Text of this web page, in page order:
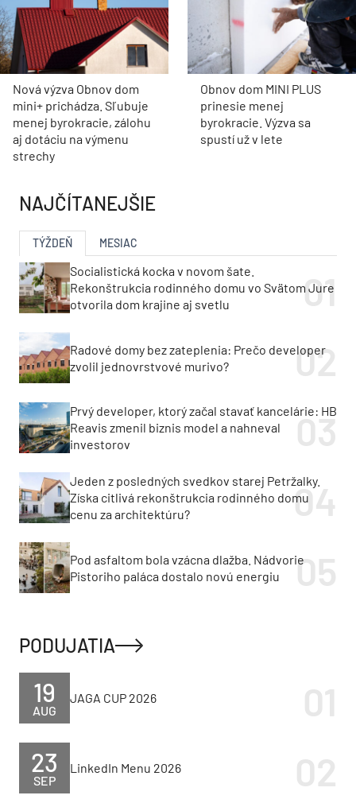
Nová výzva Obnov dom
mini+ prichádza. Sľubuje
menej byrokracie, zálohu
aj dotáciu na výmenu
strechy
Obnov dom MINI PLUS
prinesie menej
byrokracie. Výzva sa
spustí už v lete
NAJČÍTANEJŠIE
TÝŽDEŇ MESIAC
Socialistická kocka v novom šate.
Rekonštrukcia rodinného domu vo Svätom Jure
otvorila dom krajine aj svetlu
Radové domy bez zateplenia: Prečo developer
zvolil jednovrstvové murivo?
Prvý developer, ktorý začal stavať kancelárie: HB
Reavis zmenil biznis model a nahneval
investorov
Jeden z posledných svedkov starej Petržalky.
Získa citlivá rekonštrukcia rodinného domu
cenu za architektúru?
Pod asfaltom bola vzácna dlažba. Nádvorie
Pistoriho paláca dostalo novú energiu
PODUJATIA
AUG
19 JAGA CUP 2026
SEP
23 LinkedIn Menu 2026